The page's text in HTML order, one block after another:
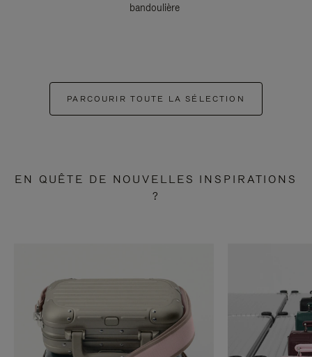
bandoulière
PARCOURIR TOUTE LA SÉLECTION
EN QUÊTE DE NOUVELLES INSPIRATIONS
?